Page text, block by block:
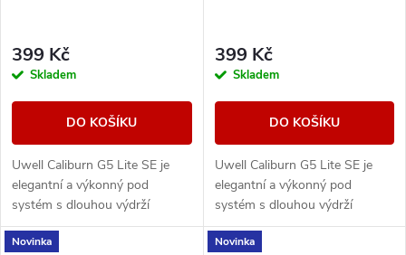
399 Kč
Skladem
DO KOŠÍKU
Uwell Caliburn G5 Lite SE je
elegantní a výkonný pod
systém s dlouhou výdrží
baterie, duální regulací airflow a
technologií PRO-FOCS 4.0 pro
399 Kč
Skladem
DO KOŠÍKU
Uwell Caliburn G5 Lite SE je
elegantní a výkonný pod
systém s dlouhou výdrží
baterie, duální regulací airflow a
technologií PRO-FOCS 4.0 pro
Novinka Novinka